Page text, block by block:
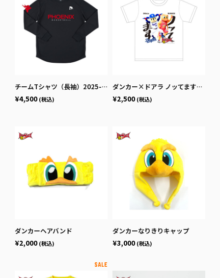
チームTシャツ（長袖）2025-26
¥4,500 (税込)
ダンカー×ドアラ ノッてますTシャツ
¥2,500 (税込)
ダンカーヘアバンド
¥2,000 (税込)
ダンカーなりきりキャップ
¥3,000 (税込)